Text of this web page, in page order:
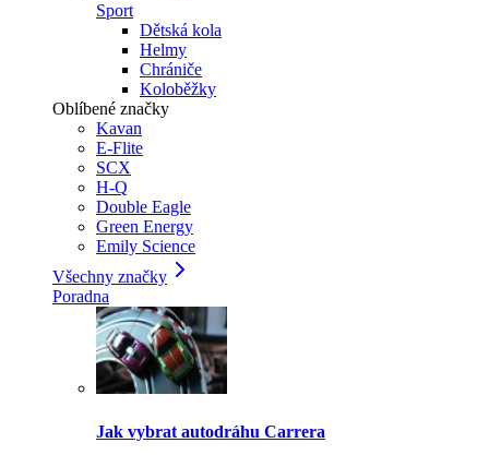
Sport
Dětská kola
Helmy
Chrániče
Koloběžky
Oblíbené značky
Kavan
E-Flite
SCX
H-Q
Double Eagle
Green Energy
Emily Science
Všechny značky
Poradna
Jak vybrat autodráhu Carrera